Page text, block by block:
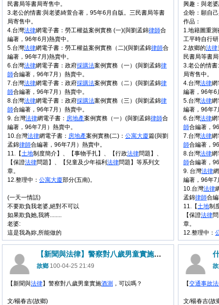
民書局等書局寄售中。
3.老公的情書:與老婆綺萱合著，95年6月自版。三民書局等書
局寄售中。
4.台灣法律網電子書：勞工權益案例實務 (一)(與劉孟錦律師合
編著，96年6月)熱賣中。
5.台灣法律網電子書：勞工權益案例實務（二)(與劉孟錦律師合
編著，96年7月)熱賣中。
6.台灣法律網電子書：政府採購法案例實務（一）(與劉孟錦律
師合編著，96年7月）熱賣中。
7.台灣法律網電子書：政府採購法案例實務（二）(與劉孟錦律
師合編著，96年7月）熱賣中。
8.台灣法律網電子書：政府採購法案例實務（三）(與劉孟錦律
師合編著，96年7月）熱賣中。
9. 台灣法律網電子書： 房地產案例實務（一）(與劉孟錦律師合
編著，96年7月）熱賣中。
10.台灣法律網電子書： 房地產案例實務(二)： 公寓大廈篇(與劉
孟錦律師合編著，96年7月）熱賣中。
11.【土地制度簡介】、【事物手扎】、【行政法律問題】、
【保證法律問題】、【兒童及少年福利 法律問題】等系列文
章。
12.整理中： 公寓大廈部分(五南)。
(一天一情話)
不要欺負我老婆,絕對不可以
如果欺負她,我將........
老婆:
這是我為妳,所能做的
興趣：與老
企盼：願自
作品：
1.地籍圖重
工平時自行
2.故鄉的法律
民書局等書
3.老公的情
局寄售中。
4.台灣法律網
編著，96年6
5.台灣法律網
編著，96年7
6.台灣法律網
師合編著，
7.台灣法律網
師合編著，
8.台灣法律網
師合編著，
9. 台灣法律
編著，96年7
10.台灣法律
孟錦律師合
11.【土地制
【保證法律
章。
12.整理中：
【新聞與法律】警察對八歲男童實施酒測，可以嗎？
故鄉100-04-25 21:49
【新聞與法律】警察對八歲男童實施酒測 ，可以嗎？
文/楊春吉(故鄉)
【交通事故
文/楊春吉(故